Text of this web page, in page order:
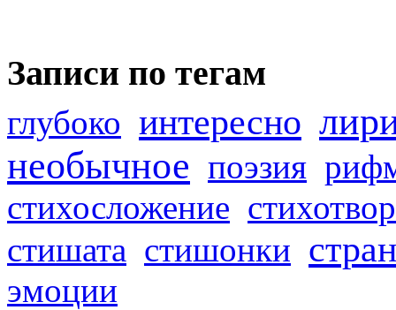
Записи по тегам
глубоко интересно
необычное поэзия
стихосложение
стишата стишонки
эмоции